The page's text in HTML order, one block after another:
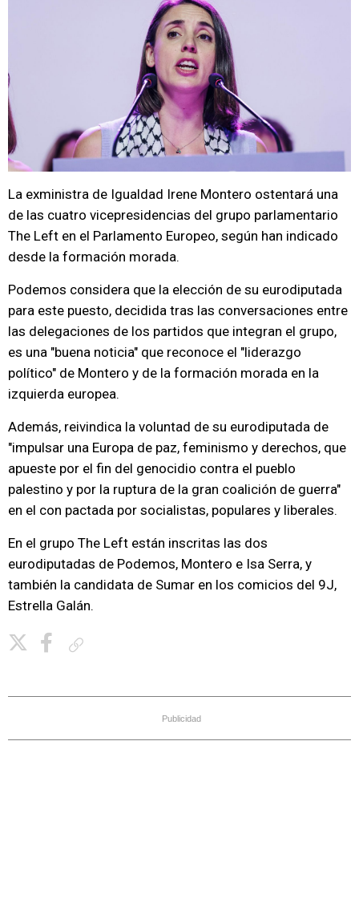
La exministra de Igualdad Irene Montero ostentará una
de las cuatro vicepresidencias del grupo parlamentario
The Left en el Parlamento Europeo, según han indicado
desde la formación morada.
Podemos considera que la elección de su eurodiputada
para este puesto, decidida tras las conversaciones entre
las delegaciones de los partidos que integran el grupo,
es una "buena noticia" que reconoce el "liderazgo
político" de Montero y de la formación morada en la
izquierda europea.
Además, reivindica la voluntad de su eurodiputada de
"impulsar una Europa de paz, feminismo y derechos, que
apueste por el fin del genocidio contra el pueblo
palestino y por la ruptura de la gran coalición de guerra"
en el con pactada por socialistas, populares y liberales.
En el grupo The Left están inscritas las dos
eurodiputadas de Podemos, Montero e Isa Serra, y
también la candidata de Sumar en los comicios del 9J,
Estrella Galán.
Publicidad